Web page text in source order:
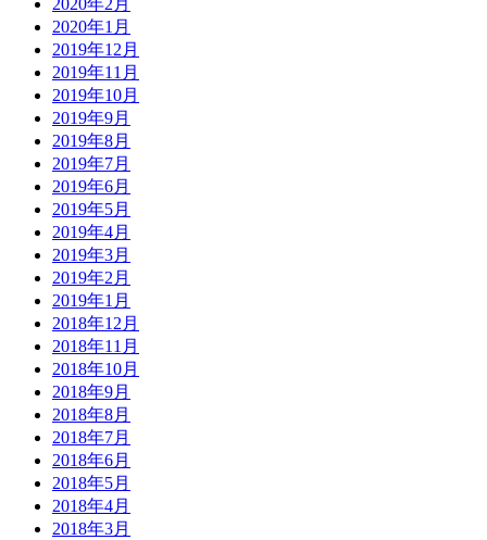
2020年1月
2019年12月
2019年11月
2019年10月
2019年9月
2019年8月
2019年7月
2019年6月
2019年5月
2019年4月
2019年3月
2019年2月
2019年1月
2018年12月
2018年11月
2018年10月
2018年9月
2018年8月
2018年7月
2018年6月
2018年5月
2018年4月
2018年3月